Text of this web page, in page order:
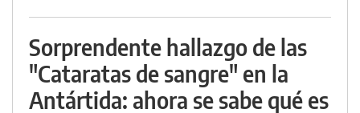
Sorprendente hallazgo de las
"Cataratas de sangre" en la
Antártida: ahora se sabe qué es